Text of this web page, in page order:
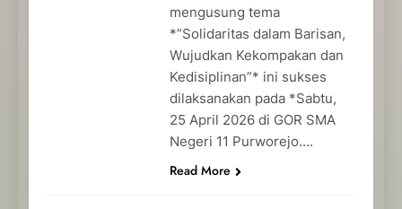
mengusung tema
*”Solidaritas dalam Barisan,
Wujudkan Kekompakan dan
Kedisiplinan”* ini sukses
dilaksanakan pada *Sabtu,
25 April 2026 di GOR SMA
Negeri 11 Purworejo….
Read More